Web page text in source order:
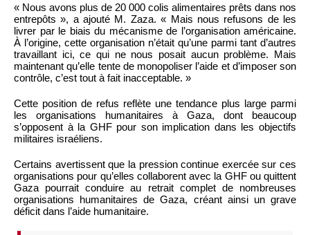
« Nous avons plus de 20 000 colis alimentaires prêts dans nos
entrepôts », a ajouté M. Zaza. « Mais nous refusons de les
livrer par le biais du mécanisme de l’organisation américaine.
À l’origine, cette organisation n’était qu’une parmi tant d’autres
travaillant ici, ce qui ne nous posait aucun problème. Mais
maintenant qu’elle tente de monopoliser l’aide et d’imposer son
contrôle, c’est tout à fait inacceptable. »
Cette position de refus reflète une tendance plus large parmi
les organisations humanitaires à Gaza, dont beaucoup
s’opposent à la GHF pour son implication dans les objectifs
militaires israéliens.
Certains avertissent que la pression continue exercée sur ces
organisations pour qu’elles collaborent avec la GHF ou quittent
Gaza pourrait conduire au retrait complet de nombreuses
organisations humanitaires de Gaza, créant ainsi un grave
déficit dans l’aide humanitaire.